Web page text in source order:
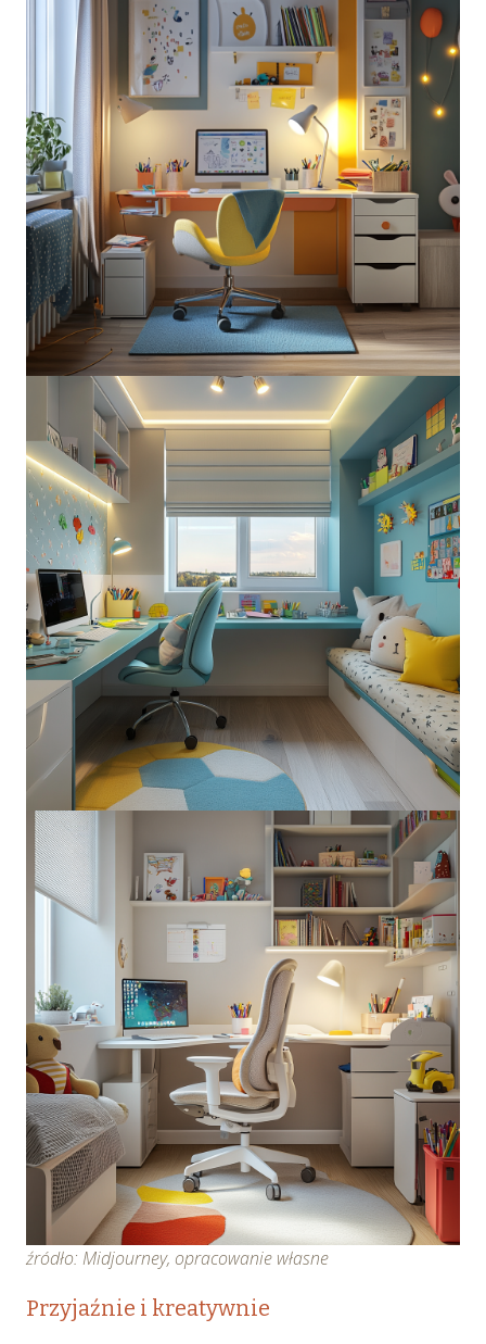
źródło: Midjourney, opracowanie własne
Przyjaźnie i kreatywnie